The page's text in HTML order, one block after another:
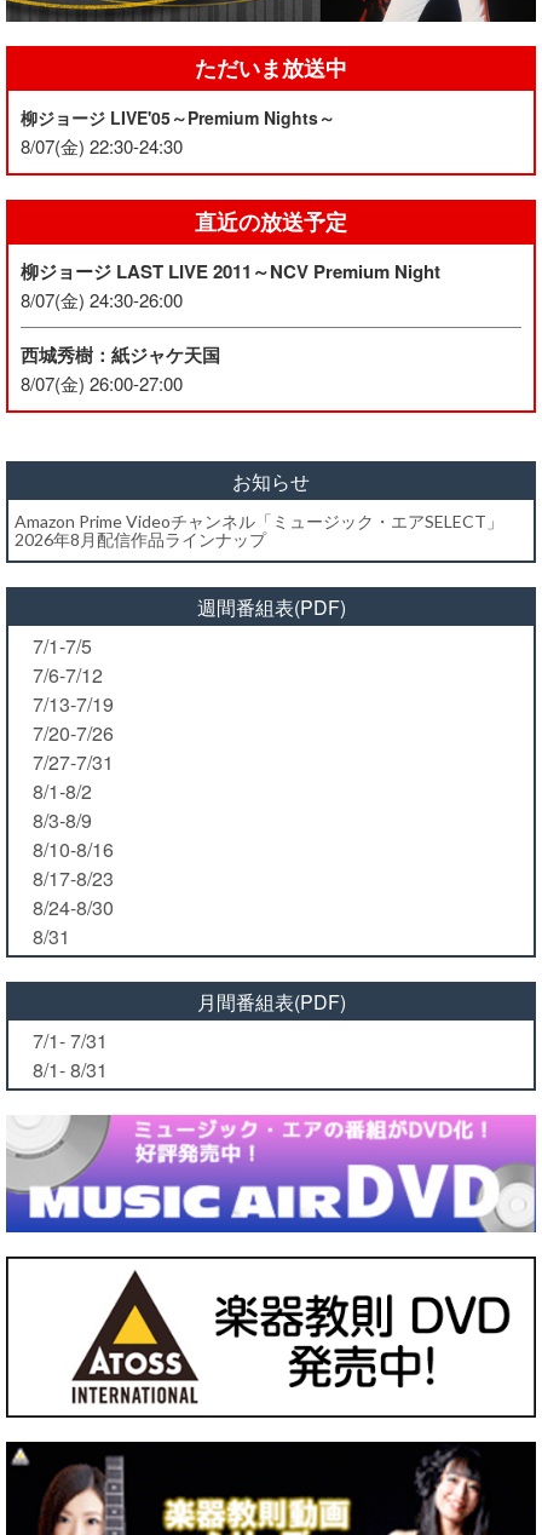
ただいま放送中
柳ジョージ LIVE'05～Premium Nights～
8/07(金) 22:30-24:30
直近の放送予定
柳ジョージ LAST LIVE 2011～NCV Premium Night
8/07(金) 24:30-26:00
西城秀樹：紙ジャケ天国
8/07(金) 26:00-27:00
お知らせ
Amazon Prime Videoチャンネル「ミュージック・エアSELECT」
2026年8月配信作品ラインナップ
週間番組表(PDF)
7/1-7/5
7/6-7/12
7/13-7/19
7/20-7/26
7/27-7/31
8/1-8/2
8/3-8/9
8/10-8/16
8/17-8/23
8/24-8/30
8/31
月間番組表(PDF)
7/1- 7/31
8/1- 8/31